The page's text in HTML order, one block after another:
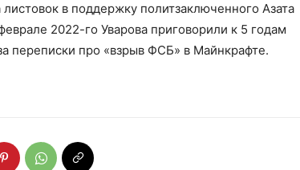
в поддержку политзаключенного Азата
2022-го Уварова приговорили к 5 годам
переписки про «взрыв ФСБ» в Майнкрафте.